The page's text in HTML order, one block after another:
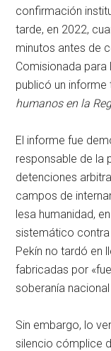
confirmación
tarde, en 2022,
minutos antes de
Comisionada para
publicó un informe
humanos en la
El informe fue
responsable de la
detenciones
campos de
lesa humanidad,
sistemático
Pekín no tardó en
fabricadas por
soberanía
Sin embargo, lo
silencio cómplice